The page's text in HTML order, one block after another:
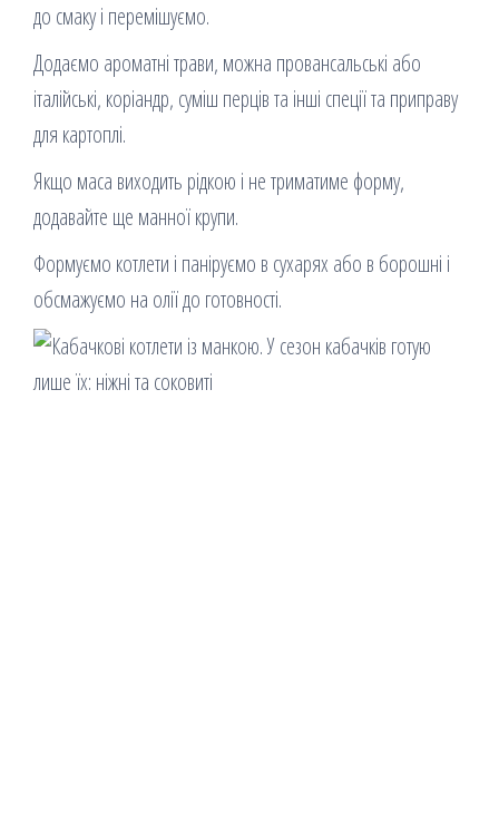
до смаку і перемішуємо.
Додаємо ароматні трави, можна провансальські або
італійські, коріандр, суміш перців та інші спеції та приправу
для картоплі.
Якщо маса виходить рідкою і не триматиме форму,
додавайте ще манної крупи.
Формуємо котлети і паніруємо в сухарях або в борошні і
обсмажуємо на олії до готовності.